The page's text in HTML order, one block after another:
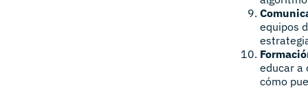
equipos
educar a
cómo